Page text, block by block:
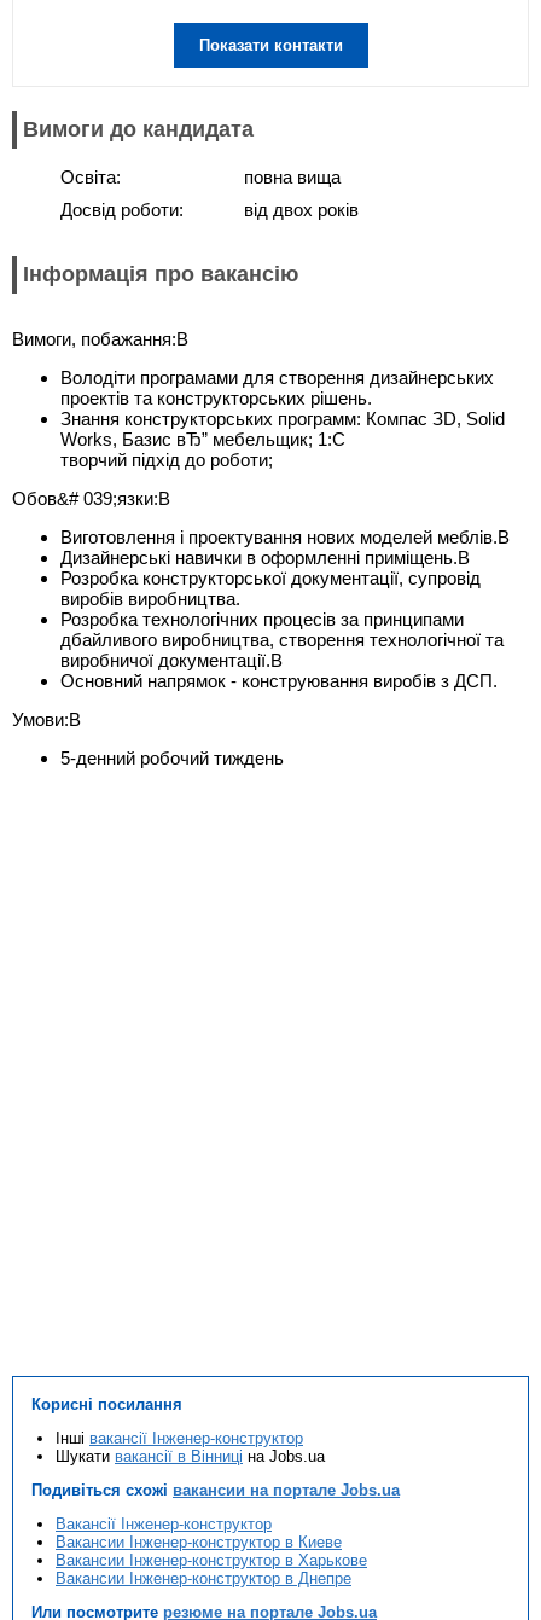
Показати контакти
Вимоги до кандидата
Освіта:
Досвід роботи:
повна вища
від двох років
Інформація про вакансію
Вимоги, побажання:В
Володіти програмами для створення дизайнерських
проектів та конструкторських рішень.
Знання конструкторських программ: Компас ЗD, Solid
Works, Базис вЂ” мебельщик; 1:С
творчий підхід до роботи;
Обов&# 039;язки:В
Виготовлення і проектування нових моделей меблів.В
Дизайнерські навички в оформленні приміщень.В
Розробка конструкторської документації, супровід
виробів виробництва.
Розробка технологічних процесів за принципами
дбайливого виробництва, створення технологічної та
виробничої документації.В
Основний напрямок - конструювання виробів з ДСП.
Умови:В
5-денний робочий тиждень
Корисні посилання
Інші вакансії Інженер-конструктор
Шукати вакансії в Вінниці на Jobs.ua
Подивіться схожі вакансии на портале Jobs.ua
Вакансії Інженер-конструктор
Вакансии Інженер-конструктор в Киеве
Вакансии Інженер-конструктор в Харькове
Вакансии Інженер-конструктор в Днепре
Или посмотрите резюме на портале Jobs.ua